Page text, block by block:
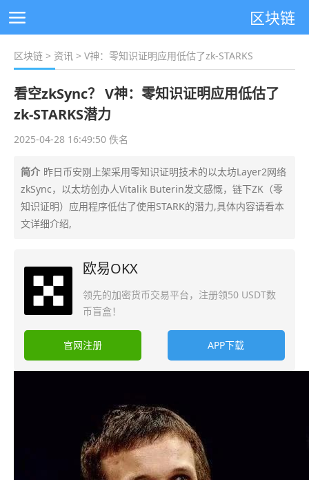
区块链
区块链 > 资讯 > V神：零知识证明应用低估了zk-STARKS
看空zkSync？ V神：零知识证明应用低估了
zk-STARKS潜力
2025-04-28 16:49:50 佚名
简介 昨日币安刚上架采用零知识证明技术的以太坊Layer2网络
zkSync，以太坊创办人Vitalik Buterin发文感慨，链下ZK（零
知识证明）应用程序低估了使用STARK的潜力,具体内容请看本
文详细介绍,
欧易OKX
领先的加密货币交易平台，注册领50 USDT数
币盲盒！
官网注册 APP下载